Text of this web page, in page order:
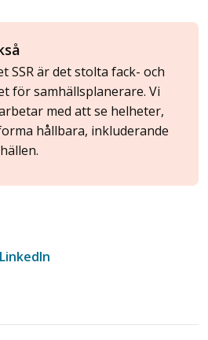
SSR är det stolta fack- och
för samhällsplanerare. Vi
med att se helheter,
hållbara, inkluderande
LinkedIn